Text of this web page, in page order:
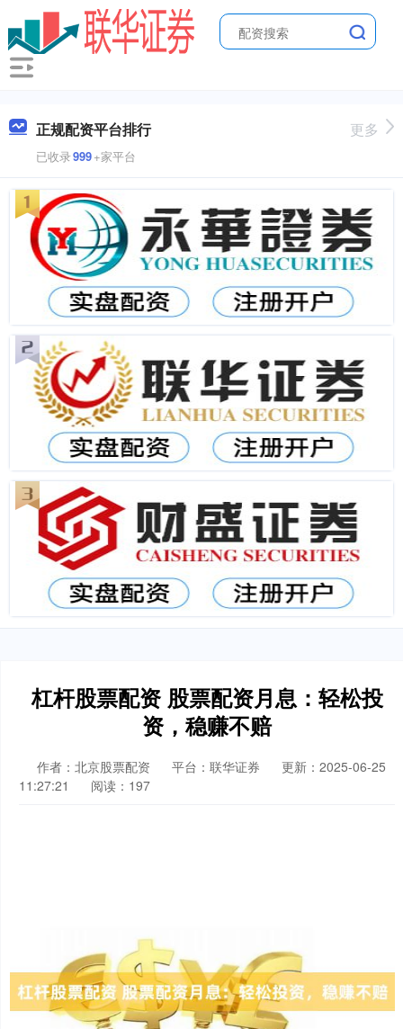
正规配资平台排行
已收录999+家平台
更多
杠杆股票配资 股票配资月息：轻松投
资，稳赚不赔
作者：北京股票配资 平台：联华证券
更新：2025-06-25
11:27:21
阅读：197